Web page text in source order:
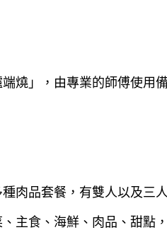
燒」，由專業的師傅使
肉品套餐，有雙人以及三
主食、海鮮、肉品、甜點